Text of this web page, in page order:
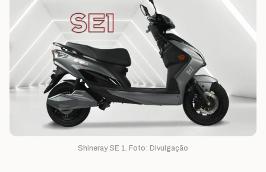
Shineray SE 1. Foto: Divulgação